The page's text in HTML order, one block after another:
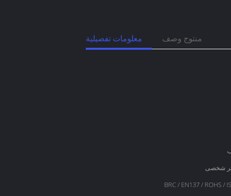
معلومات تفصيلية منتوج وصف
BRC / EN137 / ROHS /